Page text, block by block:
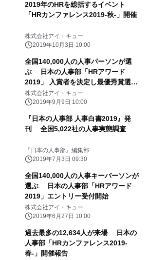
2019年のHRを総括するイベント
「HRカンファレンス2019-秋-」開催
株式会社アイ・キュー
2019年10月3日 10:00
全国140,000人の人事パーソンが選
ぶ 日本の人事部「HRアワード
2019」 入賞者を決定し最優秀賞選出
に向けた投票受付を開始
株式会社アイ・キュー
2019年9月9日 10:00
『日本の人事部 人事白書2019』発
刊 全国5,022社の人事実態調査
『日本の人事部』編集部
2019年7月3日 09:30
全国140,000人の人事キーパーソンが
選ぶ 日本の人事部「HRアワード
2019」エントリー受付開始
株式会社アイ・キュー
2019年6月27日 10:00
過去最多の12,634人が来場 日本の
人事部「HRカンファレンス2019-
春-」開催報告